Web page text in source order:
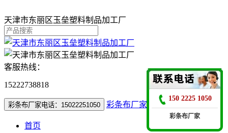
天津市东丽区玉垒塑料制品加工厂
客服热线：
15222738818
彩条布厂家电话：15022251050 彩条布厂家电话：15022251050
首页
150 2225 1050
彩条布厂家